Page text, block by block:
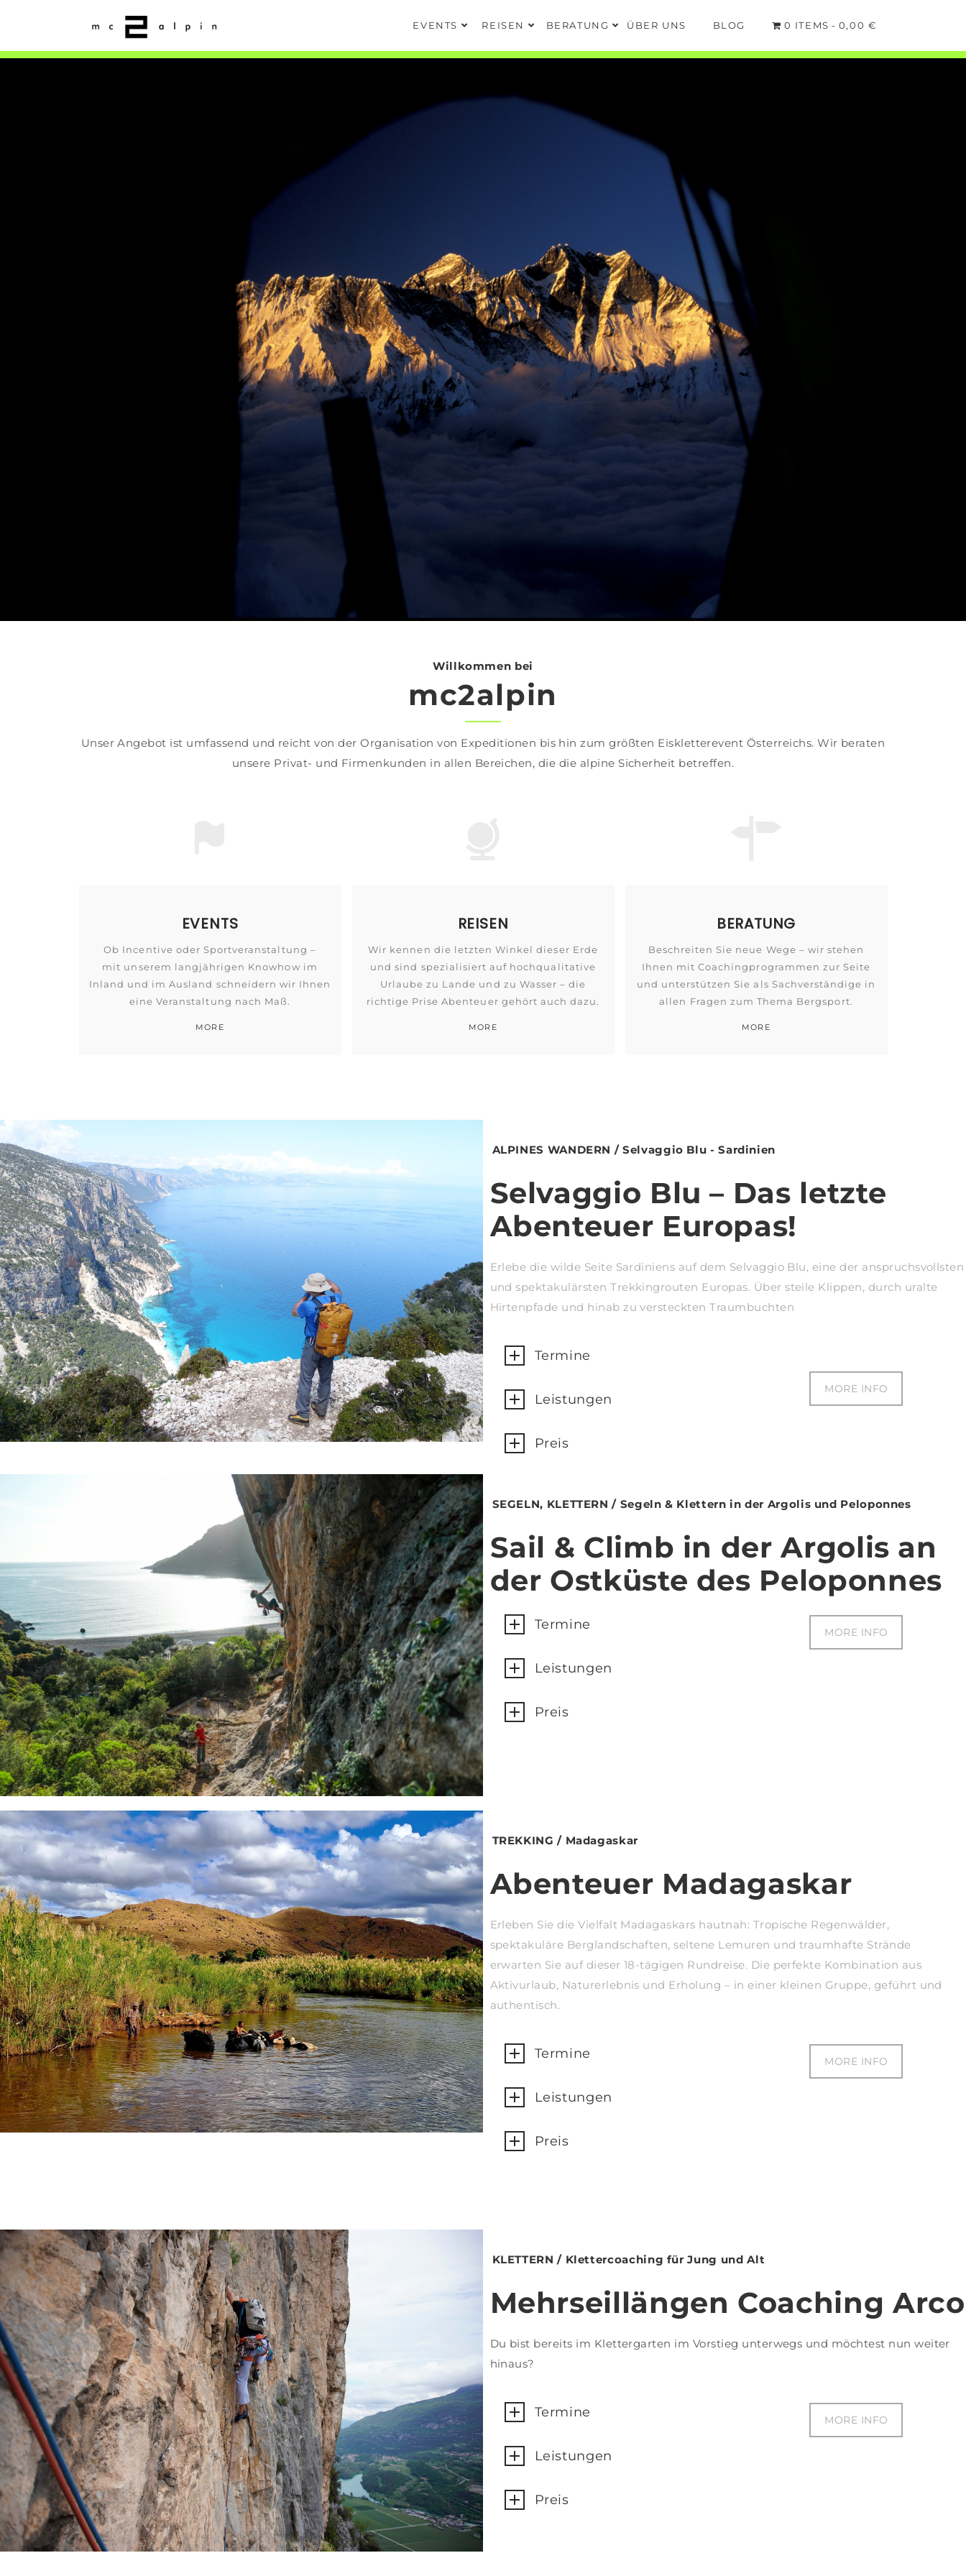
EVENTS REISEN BERATUNG ÜBER UNS BLOG 0 ITEMS 0,00 €
Willkommen bei
mc2alpin
Unser Angebot ist umfassend und reicht von der Organisation von Expeditionen bis hin zum größten Eiskletterevent Österreichs. Wir beraten
unsere Privat- und Firmenkunden in allen Bereichen, die die alpine Sicherheit betreffen.
EVENTS
Ob Incentive oder Sportveranstaltung –
mit unserem langjährigen Knowhow im
Inland und im Ausland schneidern wir Ihnen
eine Veranstaltung nach Maß.
MORE
REISEN
Wir kennen die letzten Winkel dieser Erde
und sind spezialisiert auf hochqualitative
Urlaube zu Lande und zu Wasser – die
richtige Prise Abenteuer gehört auch dazu.
MORE
BERATUNG
Beschreiten Sie neue Wege – wir stehen
Ihnen mit Coachingprogrammen zur Seite
und unterstützen Sie als Sachverständige in
allen Fragen zum Thema Bergsport.
MORE
ALPINES WANDERN / Selvaggio Blu - Sardinien
Selvaggio Blu – Das letzte
Abenteuer Europas!
Erlebe die wilde Seite Sardiniens auf dem Selvaggio Blu, eine der anspruchsvollsten
und spektakulärsten Trekkingrouten Europas. Über steile Klippen, durch uralte
Hirtenpfade und hinab zu versteckten Traumbuchten
Termine
Leistungen
Preis
MORE INFO
SEGELN, KLETTERN / Segeln & Klettern in der Argolis und Peloponnes
Sail & Climb in der Argolis an
der Ostküste des Peloponnes
Termine
Leistungen
Preis
MORE INFO
TREKKING / Madagaskar
Abenteuer Madagaskar
Erleben Sie die Vielfalt Madagaskars hautnah: Tropische Regenwälder,
spektakuläre Berglandschaften, seltene Lemuren und traumhafte Strände
erwarten Sie auf dieser 18-tägigen Rundreise. Die perfekte Kombination aus
Aktivurlaub, Naturerlebnis und Erholung – in einer kleinen Gruppe, geführt und
authentisch.
Termine
Leistungen
Preis
MORE INFO
KLETTERN / Klettercoaching für Jung und Alt
Mehrseillängen Coaching Arco
Du bist bereits im Klettergarten im Vorstieg unterwegs und möchtest nun weiter
hinaus?
Termine
Leistungen
Preis
MORE INFO
Name
Email
Subscribing I accept the privacy rules of this site